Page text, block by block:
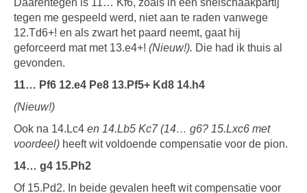
Daarentegen is 11… Kf6, zoals in een snelschaakpartij
tegen me gespeeld werd, niet aan te raden vanwege
12.Td6+! en als zwart het paard neemt, gaat hij
geforceerd mat met 13.e4+! (Nieuw!). Die had ik thuis al
gevonden.
11… Pf6 12.e4 Pe8 13.Pf5+ Kd8 14.h4
(Nieuw!)
Ook na 14.Lc4 en 14.Lb5 Kc7 (14… g6? 15.Lxc6 met
voordeel) heeft wit voldoende compensatie voor de pion.
14… g4 15.Ph2
Of 15.Pd2. In beide gevalen heeft wit compensatie voor